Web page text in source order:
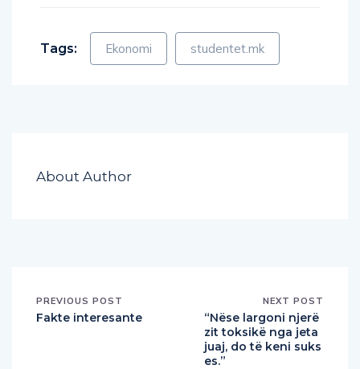
Tags: Ekonomi studentet.mk
About Author
PREVIOUS POST
Fakte interesante
NEXT POST
“Nëse largoni njerë
zit toksikë nga jeta
juaj, do të keni suks
es.”